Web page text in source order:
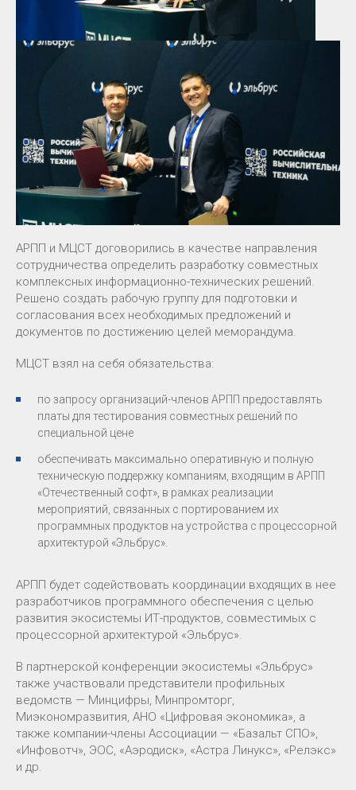
АРПП и МЦСТ договорились в качестве направления
сотрудничества определить разработку совместных
комплексных информационно-технических решений.
Решено создать рабочую группу для подготовки и
согласования всех необходимых предложений и
документов по достижению целей меморандума.
МЦСТ взял на себя обязательства:
по запросу организаций-членов АРПП предоставлять
платы для тестирования совместных решений по
специальной цене
обеспечивать максимально оперативную и полную
техническую поддержку компаниям, входящим в АРПП
«Отечественный софт», в рамках реализации
мероприятий, связанных с портированием их
программных продуктов на устройства с процессорной
архитектурой «Эльбрус».
АРПП будет содействовать координации входящих в нее
разработчиков программного обеспечения с целью
развития экосистемы ИТ-продуктов, совместимых с
процессорной архитектурой «Эльбрус».
В партнерской конференции экосистемы «Эльбрус»
также участвовали представители профильных
ведомств — Минцифры, Минпромторг,
Миэкономразвития, АНО «Цифровая экономика», а
также компании-члены Ассоциации — «Базальт СПО»,
«Инфовотч», ЭОС, «Аэродиск», «Астра Линукс», «Релэкс»
и др.